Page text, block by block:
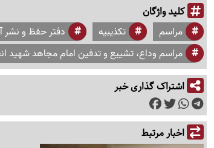
کلید واژگان
مراسم تکذیبیه
دفتر حفظ و نشر
مراسم وداع، تشییع و تدفین امام مجاهد شهید
اشتراک گذاری خبر
اخبار مرتبط